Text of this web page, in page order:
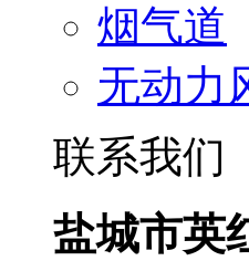
烟气道
无动力
联系我们
盐城市英